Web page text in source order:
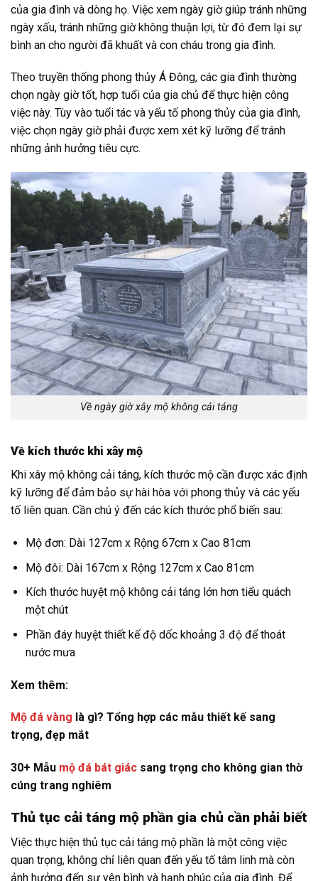
của gia đình và dòng họ. Việc xem ngày giờ giúp tránh những
ngày xấu, tránh những giờ không thuận lợi, từ đó đem lại sự
bình an cho người đã khuất và con cháu trong gia đình.
Theo truyền thống phong thủy Á Đông, các gia đình thường
chọn ngày giờ tốt, hợp tuổi của gia chủ để thực hiện công
việc này. Tùy vào tuổi tác và yếu tố phong thủy của gia đình,
việc chọn ngày giờ phải được xem xét kỹ lưỡng để tránh
những ảnh hưởng tiêu cực.
Về ngày giờ xây mộ không cải táng
Về kích thước khi xây mộ
Khi xây mộ không cải táng, kích thước mộ cần được xác định
kỹ lưỡng để đảm bảo sự hài hòa với phong thủy và các yếu
tố liên quan. Cần chú ý đến các kích thước phổ biến sau:
Mộ đơn: Dài 127cm x Rộng 67cm x Cao 81cm
Mộ đôi: Dài 167cm x Rộng 127cm x Cao 81cm
Kích thước huyệt mộ không cải táng lớn hơn tiểu quách
một chút
Phần đáy huyệt thiết kế độ dốc khoảng 3 độ để thoát
nước mưa
Xem thêm:
Mộ đá vàng là gì? Tổng hợp các mẫu thiết kế sang
trọng, đẹp mắt
30+ Mẫu mộ đá bát giác sang trọng cho không gian thờ
cúng trang nghiêm
Thủ tục cải táng mộ phần gia chủ cần phải biết
Việc thực hiện thủ tục cải táng mộ phần là một công việc
quan trọng, không chỉ liên quan đến yếu tố tâm linh mà còn
ảnh hưởng đến sự yên bình và hạnh phúc của gia đình. Để